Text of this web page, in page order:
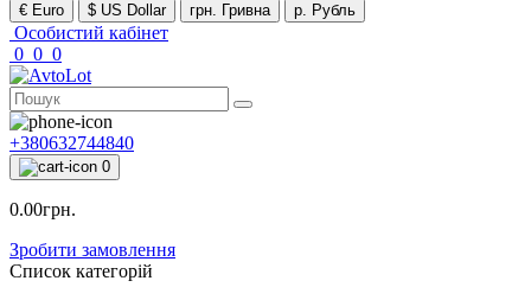
€ Euro
$ US Dollar грн. Гривна р. Рубль
Особистий кабінет
0 0 0
+380632744840
0
0.00грн.
Зробити замовлення
Список категорій